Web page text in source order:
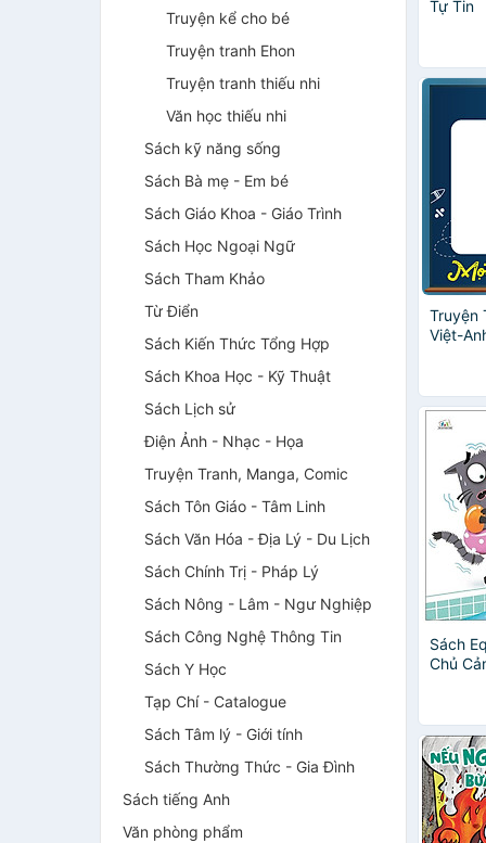
Truyện kể cho bé
Truyện tranh Ehon
Truyện tranh thiếu nhi
Văn học thiếu nhi
Sách kỹ năng sống
Sách Bà mẹ - Em bé
Sách Giáo Khoa - Giáo Trình
Sách Học Ngoại Ngữ
Sách Tham Khảo
Từ Điển
Sách Kiến Thức Tổng Hợp
Sách Khoa Học - Kỹ Thuật
Sách Lịch sử
Điện Ảnh - Nhạc - Họa
Truyện Tranh, Manga, Comic
Sách Tôn Giáo - Tâm Linh
Sách Văn Hóa - Địa Lý - Du Lịch
Sách Chính Trị - Pháp Lý
Sách Nông - Lâm - Ngư Nghiệp
Sách Công Nghệ Thông Tin
Sách Y Học
Tạp Chí - Catalogue
Sách Tâm lý - Giới tính
Sách Thường Thức - Gia Đình
Sách tiếng Anh
Văn phòng phẩm
Tự Tin
Truyện
Việt-
Học
Sách
Chủ